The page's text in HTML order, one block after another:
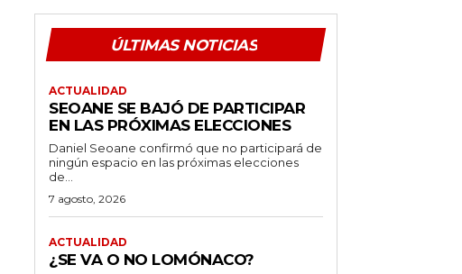
ÚLTIMAS NOTICIAS
ACTUALIDAD
SEOANE SE BAJÓ DE PARTICIPAR
EN LAS PRÓXIMAS ELECCIONES
Daniel Seoane confirmó que no participará de
ningún espacio en las próximas elecciones
de...
7 agosto, 2026
ACTUALIDAD
¿SE VA O NO LOMÓNACO?